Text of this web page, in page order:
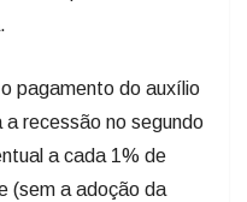
pagamento do auxílio
recessão no segundo
a cada 1% de
(sem a adoção da